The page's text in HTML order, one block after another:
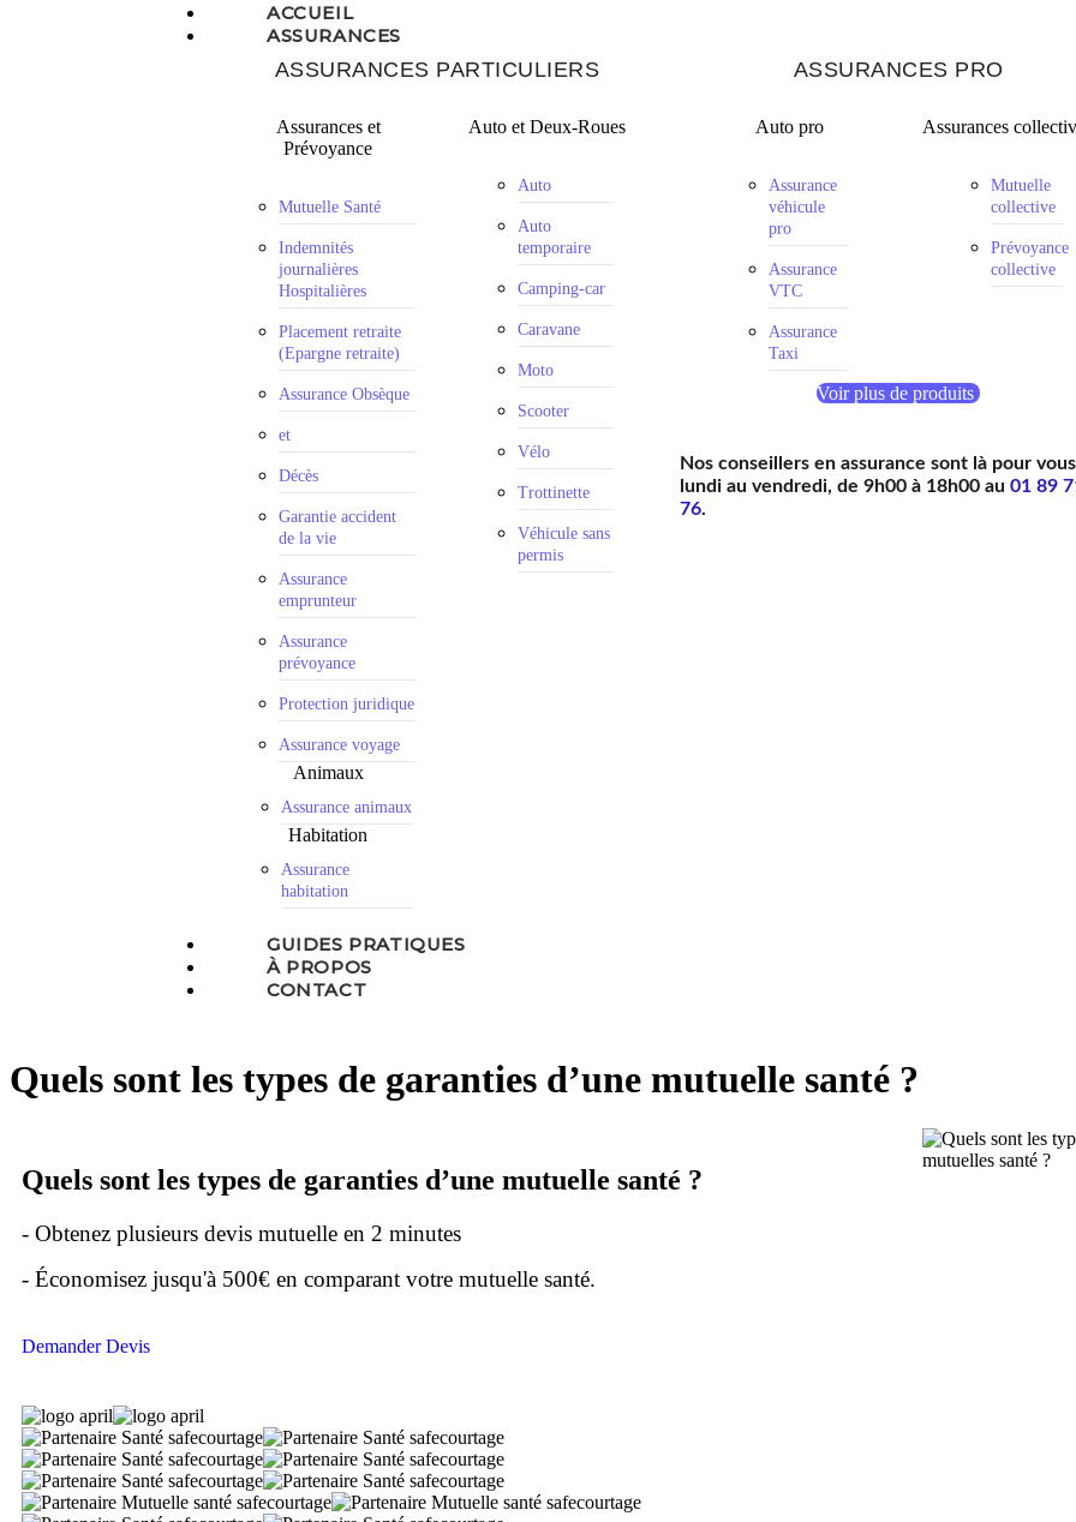
ACCUEIL
ASSURANCES
ASSURANCES PARTICULIERS
Assurances et
Prévoyance
Mutuelle Santé
Indemnités
journalières
Hospitalières
Placement retraite
(Epargne retraite)
Assurance Obsèque
et
Décès
Garantie accident
de la vie
Assurance
emprunteur
Assurance
prévoyance
Protection juridique
Assurance voyage
Animaux
Assurance animaux
Habitation
Assurance
habitation
Auto et Deux-Roues
Auto
Auto
temporaire
Camping-car
Caravane
Moto
Scooter
Vélo
Trottinette
Véhicule sans
permis
ASSURANCES PRO
Auto pro
Assurance
véhicule
pro
Assurance
VTC
Assurance
Taxi
Assurances
Mutuelle
collective
Prévoyance
collective
Voir plus de produits
Nos conseillers en assurance sont là pour
lundi au vendredi, de 9h00 à 18h00 au01 89
76.
GUIDES PRATIQUES
À PROPOS
CONTACT
Quels sont les types de garanties d’une mutuelle santé ?
Quels sont les types de garanties d’une mutuelle santé ?
- Obtenez plusieurs devis mutuelle en 2 minutes
- Économisez jusqu'à 500€ en comparant votre mutuelle santé.
Demander Devis